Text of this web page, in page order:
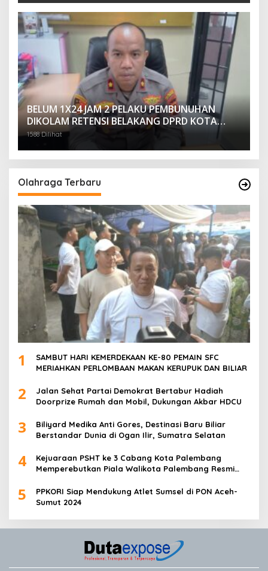
BELUM 1X24 JAM 2 PELAKU PEMBUNUHAN
DIKOLAM RETENSI BELAKANG DPRD KOTA
PALEMBANG TELAH DIRINGKUS ANGGOTA
1588 Dilihat
Olahraga Terbaru
1
SAMBUT HARI KEMERDEKAAN KE-80 PEMAIN SFC
MERIAHKAN PERLOMBAAN MAKAN KERUPUK DAN BILIAR
2
Jalan Sehat Partai Demokrat Bertabur Hadiah
Doorprize Rumah dan Mobil, Dukungan Akbar HDCU
3
Biliyard Medika Anti Gores, Destinasi Baru Biliar
Berstandar Dunia di Ogan Ilir, Sumatra Selatan
4
Kejuaraan PSHT ke 3 Cabang Kota Palembang
Memperebutkan Piala Walikota Palembang Resmi
5
PPKORI Siap Mendukung Atlet Sumsel di PON Aceh-
Sumut 2024